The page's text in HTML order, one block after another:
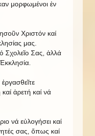
μορφωμένοι ἐν
Χριστόν καί
μας.
Σχολεῖο Σας, ἀλλά
ἀρετή καί νά
νά εὐλογήσει καί
σας, ὅπως καί